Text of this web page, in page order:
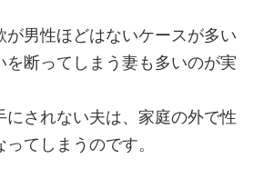
が男性ほどはないケースが多い
を断ってしまう妻も多いのが実
にされない夫は、家庭の外で性
てしまうのです。